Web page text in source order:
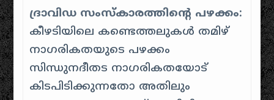
ദ്രാവിഡ സംസ്കാരത്തിന്റെ പഴക്കം:
കീഴടിയിലെ കണ്ടെത്തലുകൾ തമിഴ്
നാഗരികതയുടെ പഴക്കം
സിന്ധുനദീതട നാഗരികതയോട്
കിടപിടിക്കുന്നതോ അതിലും